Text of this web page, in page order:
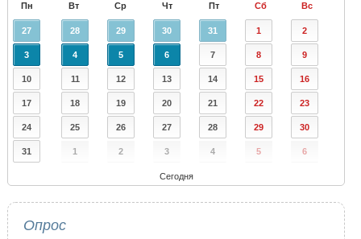
Пн Вт Ср Чт Пт Сб Вс
27 28 29 30 31 1 2
3 4 5 6 7 8 9
10 11 12 13 14 15 16
17 18 19 20 21 22 23
24 25 26 27 28 29 30
31 1 2 3 4 5 6
Сегодня
Опрос